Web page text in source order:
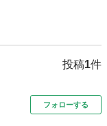
投稿1件
フォローする